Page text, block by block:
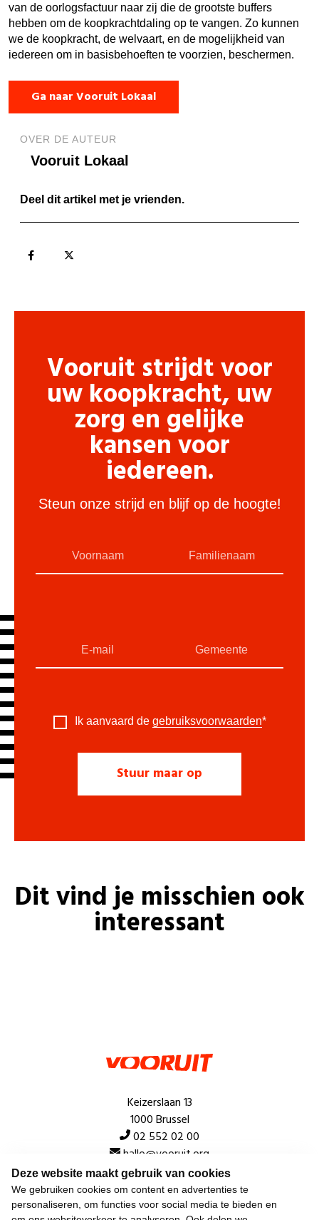
Deze website maakt gebruik van cookies
We gebruiken cookies om content en advertenties te
personaliseren, om functies voor social media te bieden en
van de oorlogsfactuur naar zij die de grootste buffers
hebben om de koopkrachtdaling op te vangen. Zo kunnen
we de koopkracht, de welvaart, en de mogelijkheid van
iedereen om in basisbehoeften te voorzien, beschermen.
Ga naar Vooruit Lokaal
OVER DE AUTEUR
Vooruit Lokaal
Deel dit artikel met je vrienden.
Vooruit strijdt voor
uw koopkracht, uw
zorg en gelijke
kansen voor
iedereen.
Steun onze strijd en blijf op de hoogte!
Ik aanvaard de gebruiksvoorwaarden*
Dit vind je misschien ook
interessant
Keizerslaan 13
1000 Brussel
02 552 02 00
hallo@vooruit.org
Snel